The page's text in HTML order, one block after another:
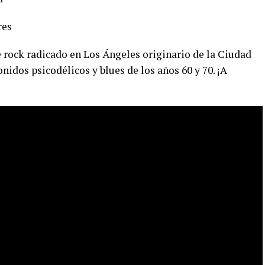
radicado en Los Ángeles originario de la Ciudad
psicodélicos y blues de los años 60 y 70. ¡A